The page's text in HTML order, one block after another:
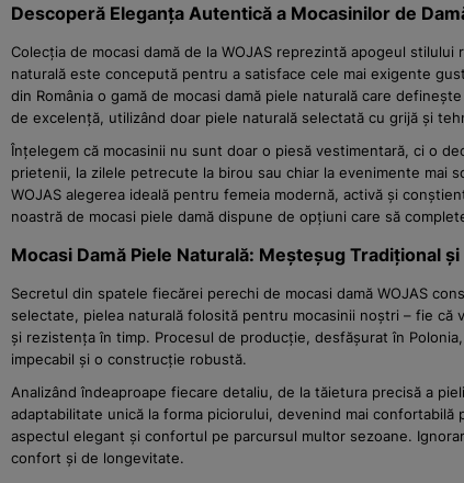
Descoperă Eleganța Autentică a Mocasinilor de
Colecția de mocasi damă de la WOJAS reprezintă apogeul
naturală este concepută pentru a satisface cele mai exigente
din România o gamă de mocasi damă piele naturală care
de excelență, utilizând doar piele naturală selectată cu grijă și
Înțelegem că mocasinii nu sunt doar o piesă vestimentară, ci o
prietenii, la zilele petrecute la birou sau chiar la evenimente mai
WOJAS alegerea ideală pentru femeia modernă, activă și
noastră de mocasi piele damă dispune de opțiuni care să
Mocasi Damă Piele Naturală: Meșteșug Tradițional
Secretul din spatele fiecărei perechi de mocasi damă WOJAS
selectate, pielea naturală folosită pentru mocasinii noștri – fie
și rezistența în timp. Procesul de producție, desfășurat în
impecabil și o construcție robustă.
Analizând îndeaproape fiecare detaliu, de la tăietura precisă a
adaptabilitate unică la forma piciorului, devenind mai
aspectul elegant și confortul pe parcursul multor sezoane.
confort și de longevitate.